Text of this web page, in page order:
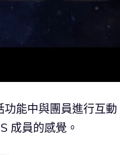
能中與團員進行互動
成員的感覺。